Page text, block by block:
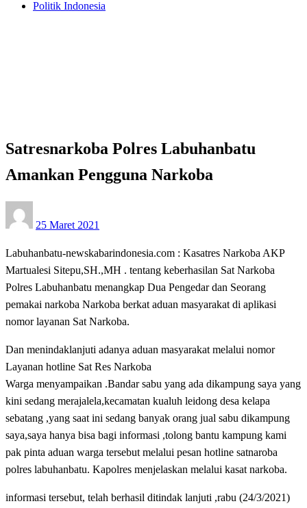
Politik Indonesia
Satresnarkoba Polres Labuhanbatu
Amankan Pengguna Narkoba
on
25 Maret 2021
Labuhanbatu-newskabarindonesia.com : Kasatres Narkoba AKP
Martualesi Sitepu,SH.,MH . tentang keberhasilan Sat Narkoba
Polres Labuhanbatu menangkap Dua Pengedar dan Seorang
pemakai narkoba Narkoba berkat aduan masyarakat di aplikasi
nomor layanan Sat Narkoba.
Dan menindaklanjuti adanya aduan masyarakat melalui nomor
Layanan hotline Sat Res Narkoba
Warga menyampaikan .Bandar sabu yang ada dikampung saya yang
kini sedang merajalela,kecamatan kualuh leidong desa kelapa
sebatang ,yang saat ini sedang banyak orang jual sabu dikampung
saya,saya hanya bisa bagi informasi ,tolong bantu kampung kami
pak pinta aduan warga tersebut melalui pesan hotline satnaroba
polres labuhanbatu. Kapolres menjelaskan melalui kasat narkoba.
informasi tersebut, telah berhasil ditindak lanjuti ,rabu (24/3/2021)